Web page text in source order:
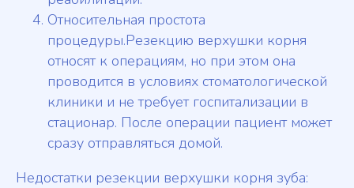
Относительная простота
процедуры.Резекцию верхушки корня
относят к операциям, но при этом она
проводится в условиях стоматологической
клиники и не требует госпитализации в
стационар. После операции пациент может
сразу отправляться домой.
Недостатки резекции верхушки корня зуба: